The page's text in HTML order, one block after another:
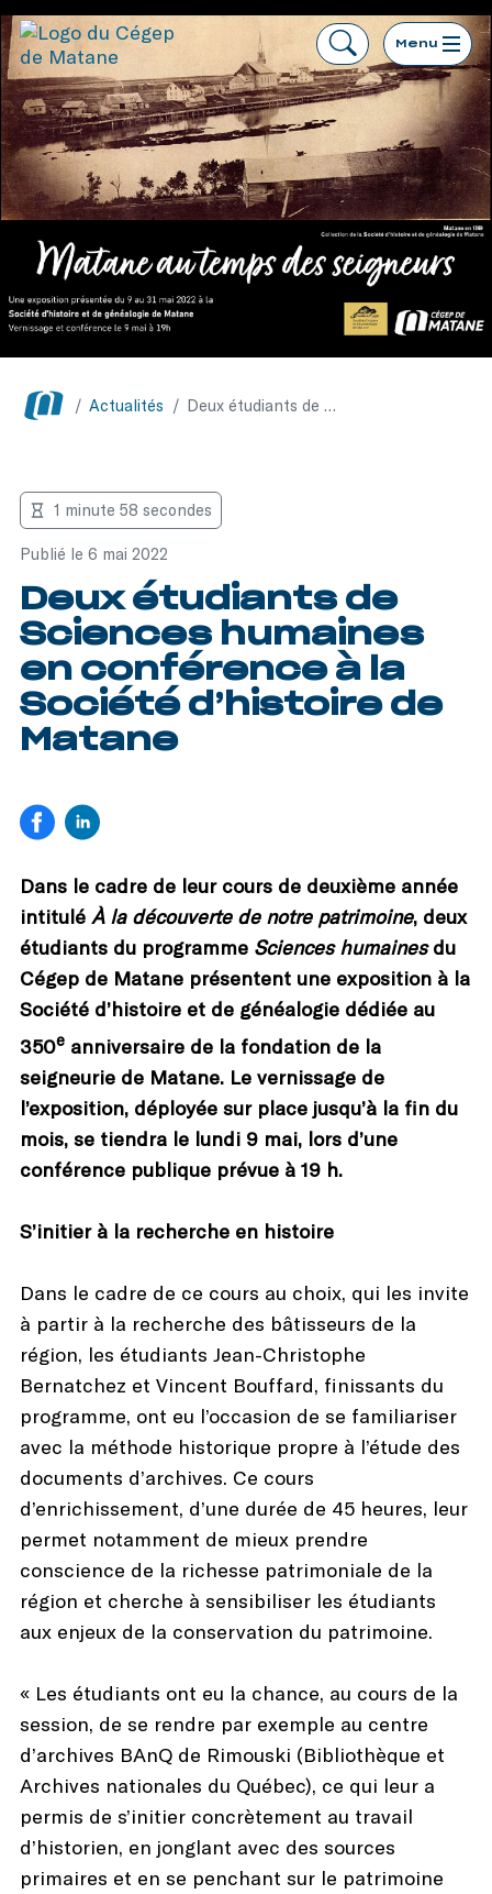
Menu
/ Actualités / Deux étudiants de Sciences humaines en conférence à la Société d’histoire de Matane
Publié le 6 mai 2022
1 minute 58 secondes
Deux étudiants de
Sciences humaines
en conférence à la
Société d’histoire de
Matane
Dans le cadre de leur cours de deuxième année
intitulé À la découverte de notre patrimoine, deux
étudiants du programme Sciences humainesdu
Cégep de Matane présentent une exposition à la
Société d’histoire et de généalogie dédiée au
350e anniversaire de la fondation de la
seigneurie de Matane. Le vernissage de
l’exposition, déployée sur place jusqu’à la fin du
mois, se tiendra le lundi 9 mai, lors d’une
conférence publique prévue à 19 h.
S’initier à la recherche en histoire
Dans le cadre de ce cours au choix, qui les invite
à partir à la recherche des bâtisseurs de la
région, les étudiants Jean-Christophe
Bernatchez et Vincent Bouffard, finissants du
programme, ont eu l’occasion de se familiariser
avec la méthode historique propre à l’étude des
documents d’archives. Ce cours
d’enrichissement, d’une durée de 45 heures, leur
permet notamment de mieux prendre
conscience de la richesse patrimoniale de la
région et cherche à sensibiliser les étudiants
aux enjeux de la conservation du patrimoine.
« Les étudiants ont eu la chance, au cours de la
session, de se rendre par exemple au centre
d’archives BAnQ de Rimouski (Bibliothèque et
Archives nationales du Québec), ce qui leur a
permis de s’initier concrètement au travail
d’historien, en jonglant avec des sources
primaires et en se penchant sur le patrimoine